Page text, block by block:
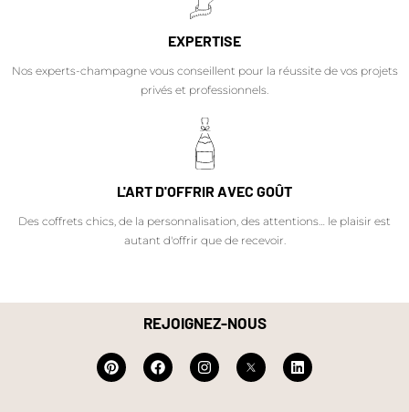
EXPERTISE
Nos experts-champagne vous conseillent pour la réussite de vos projets
privés et professionnels.
L'ART D'OFFRIR AVEC GOÛT
Des coffrets chics, de la personnalisation, des attentions… le plaisir est
autant d'offrir que de recevoir.
REJOIGNEZ-NOUS